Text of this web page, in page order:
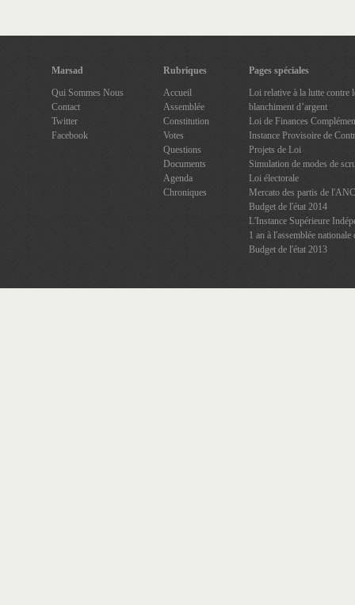
Marsad
Qui Sommes Nous
Contact
Twitter
Facebook
Rubriques
Accueil
Assemblée
Constitution
Votes
Questions
Documents
Agenda
Chroniques
Pages spéciales
Loi relative à la lutte contre
blanchiment d’argent
Loi de Finances
Instance Provisoire de
Projets de Loi
Simulation de modes de
Loi électorale
Mercato des partis de l'ANC
Budget de l'état 2014
L'Instance Supérieure
1 an à l'assemblée nationale
Budget de l'état 2013